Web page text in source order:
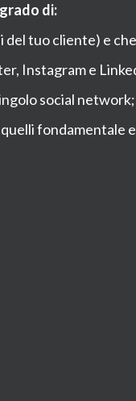
di:
tuo cliente) e
Instagram e
social network;
fondamentale